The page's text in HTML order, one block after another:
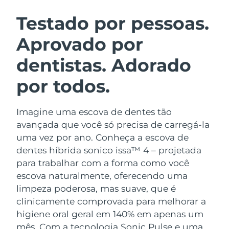
Testado por pessoas.
Aprovado por
dentistas. Adorado
por todos.
Imagine uma escova de dentes tão
avançada que você só precisa de carregá-la
uma vez por ano. Conheça a escova de
dentes híbrida sonico issa™ 4 – projetada
para trabalhar com a forma como você
escova naturalmente, oferecendo uma
limpeza poderosa, mas suave, que é
clinicamente comprovada para melhorar a
higiene oral geral em 140% em apenas um
mês. Com a tecnologia Sonic Pulse e uma
Limpeza facial
LUNA™ 4 kit
Anti-aging massage
LUNA™ 4 Plus
Massage, LED heating
LUNA™ 4 Men
For men, anti-aging massage
Lifting facial
BEAR™ 2 kit
Microcurrent toning
BEAR™ 2 go
Microcurrent toning on-the-go
BEAR™ 2 eyes & lips
Microcurrent line smoothing device
Hidratação
UFO™ 3 kit
Deep facial hydration
UFO™ 3 LED
Near-infrared and red light therapy
device
Cuidado oral
issa™ 4
Hybrid silicone sonic toothbrush
issa™ 4 plus
Smart hybrid silicone sonic toothbrush
TRATAMENTO ANTIENVELHECIMENTO
FAQ™
Antienvelhecimento Tratamentos LED
NEW
Áustria
Barein Entrega prevista
Bélgica Entrega prevista09/08/2026
Bermudas
Bósnia e
Herzegovina
Entrega prevista
Brunei Entrega prevista14/08/2026
Bulgária Entrega prevista
Canadá Entrega prevista
Chile Entrega prevista13/08/2026